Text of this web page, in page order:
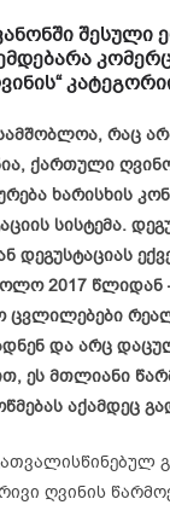
რაც
ქართული
ხარისხის
სისტემა.
დეგუსტაციას
2017 წლიდან
და არც
ეს მთლიანი
აქამდეც
ღვინის